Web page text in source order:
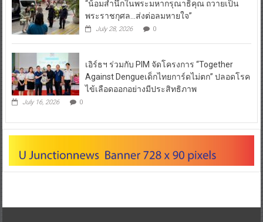
“น้อมสำนึกในพระมหากรุณาธิคุณ ถวายเป็น
พระราชกุศล…ส่งต่อลมหายใจ”
July 28, 2026 0
เอิร์ธฯ ร่วมกับ PIM จัดโครงการ “Together
Against Dengueเด็กไทยการ์ดไม่ตก” ปลอดโรค
ไข้เลือดออกอย่างมีประสิทธิภาพ
July 16, 2026 0